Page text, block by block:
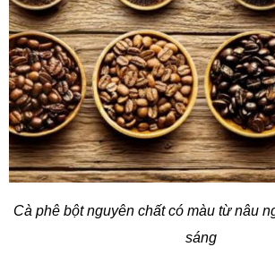
Cà phê bột nguyên chất có màu từ nâu
sáng